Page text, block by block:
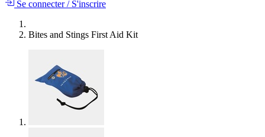
Se connecter/S'inscrire
Bites and Stings First Aid Kit